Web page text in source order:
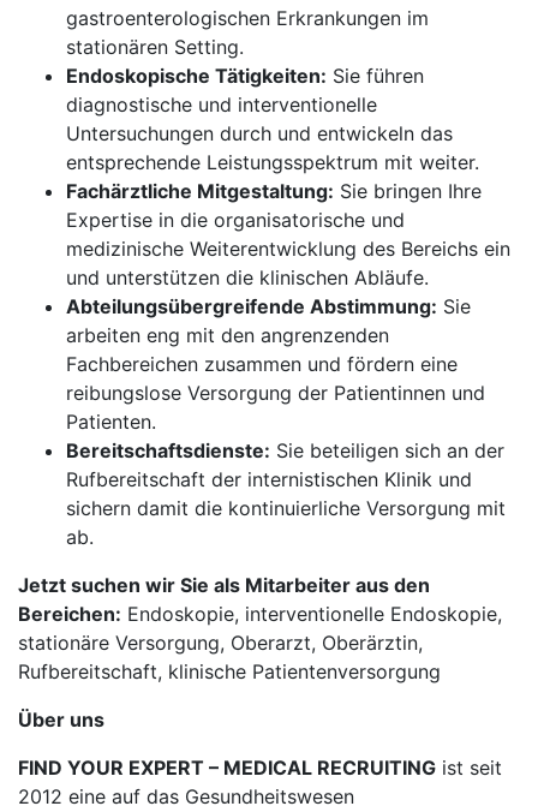
gastroenterologischen Erkrankungen im
stationären Setting.
Endoskopische Tätigkeiten: Sie führen
diagnostische und interventionelle
Untersuchungen durch und entwickeln das
entsprechende Leistungsspektrum mit weiter.
Fachärztliche Mitgestaltung: Sie bringen Ihre
Expertise in die organisatorische und
medizinische Weiterentwicklung des Bereichs ein
und unterstützen die klinischen Abläufe.
Abteilungsübergreifende Abstimmung: Sie
arbeiten eng mit den angrenzenden
Fachbereichen zusammen und fördern eine
reibungslose Versorgung der Patientinnen und
Patienten.
Bereitschaftsdienste: Sie beteiligen sich an der
Rufbereitschaft der internistischen Klinik und
sichern damit die kontinuierliche Versorgung mit
ab.
Jetzt suchen wir Sie als Mitarbeiter aus den
Bereichen: Endoskopie, interventionelle Endoskopie,
stationäre Versorgung, Oberarzt, Oberärztin,
Rufbereitschaft, klinische Patientenversorgung
Über uns
FIND YOUR EXPERT – MEDICAL RECRUITING ist seit
2012 eine auf das Gesundheitswesen